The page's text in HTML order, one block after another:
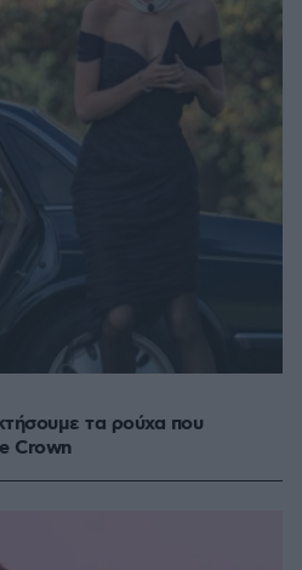
τα ρούχα που
Crown